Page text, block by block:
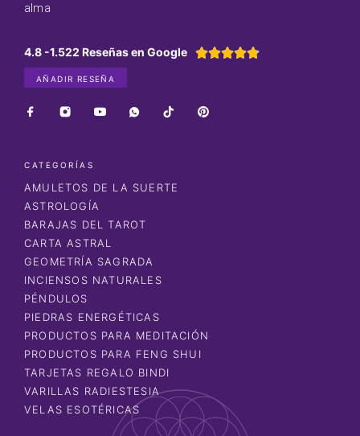
alma
4.8 -1.522 Reseñas en Google 
AÑADIR RESEÑA
CATEGORÍAS
AMULETOS DE LA SUERTE
ASTROLOGÍA
BARAJAS DEL TAROT
CARTA ASTRAL
GEOMETRÍA SAGRADA
INCIENSOS NATURALES
PÉNDULOS
PIEDRAS ENERGÉTICAS
PRODUCTOS PARA MEDITACIÓN
PRODUCTOS PARA FENG SHUI
TARJETAS REGALO BINDI
VARILLAS RADIESTESIA
VELAS ESOTÉRICAS